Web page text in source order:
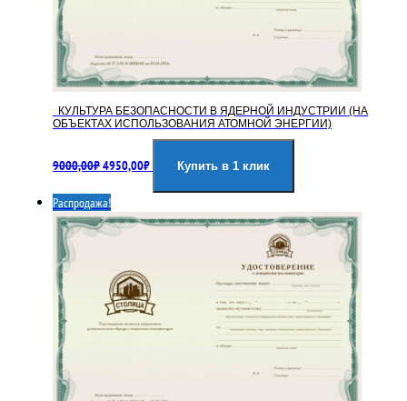
КУЛЬТУРА БЕЗОПАСНОСТИ В ЯДЕРНОЙ ИНДУСТРИИ (НА
ОБЪЕКТАХ ИСПОЛЬЗОВАНИЯ АТОМНОЙ ЭНЕРГИИ)
9000,00₽цена
9000,00₽.
4950,00₽цена:
Купить в 1 клик
Распродажа!